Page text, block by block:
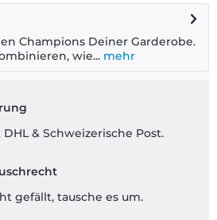
Champions Deiner Garderobe.
wie... mehr
& Schweizerische Post.
gefällt, tausche es um.